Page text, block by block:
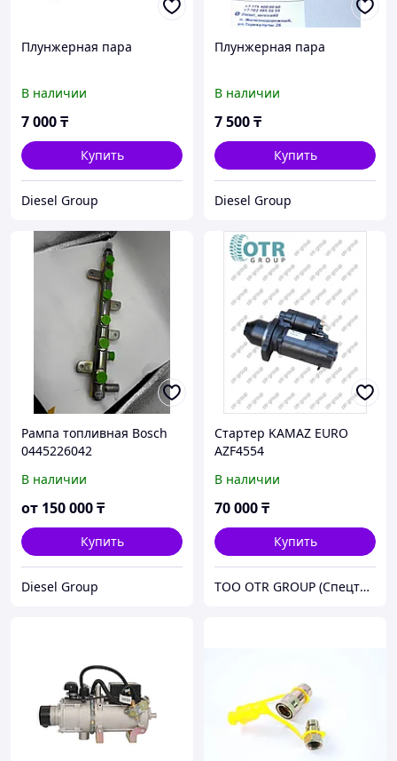
Плунжерная пара
В наличии
7 000₸
Купить
Diesel Group
Плунжерная пара
В наличии
7 500₸
Купить
Diesel Group
Рампа топливная Bosch
0445226042
В наличии
от 150 000₸
Купить
Diesel Group
Стартер KAMAZ EURO
AZF4554
В наличии
70 000₸
Купить
ТОО OTR GROUP (Спецтехника, зпачасти и шины)